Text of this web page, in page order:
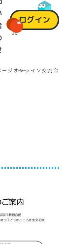
ログイン
ージ オンライン交流会